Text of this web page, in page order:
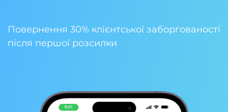
Повернення 30% клієнтської заборгованості
після першої розсилки